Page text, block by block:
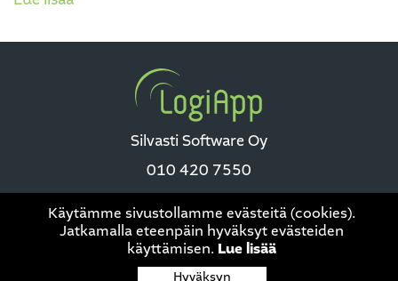
Käytämme sivustollamme evästeitä (cookies).
Jatkamalla eteenpäin hyväksyt evästeiden
käyttämisen. Lue lisää
Hyväksyn
Silvasti Software Oy
010 420 7550
This site is protected by reCAPTCHA and the Google